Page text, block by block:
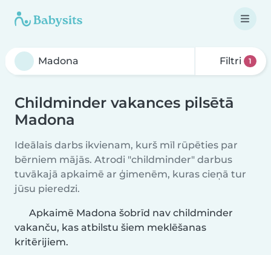
Filtri 1
Childminder vakances pilsētā
Madona
Ideālais darbs ikvienam, kurš mīl rūpēties par
bērniem mājās. Atrodi "childminder" darbus
tuvākajā apkaimē ar ģimenēm, kuras cieņā tur
jūsu pieredzi.
Apkaimē Madona šobrīd nav childminder
vakanču, kas atbilstu šiem meklēšanas
kritērijiem.